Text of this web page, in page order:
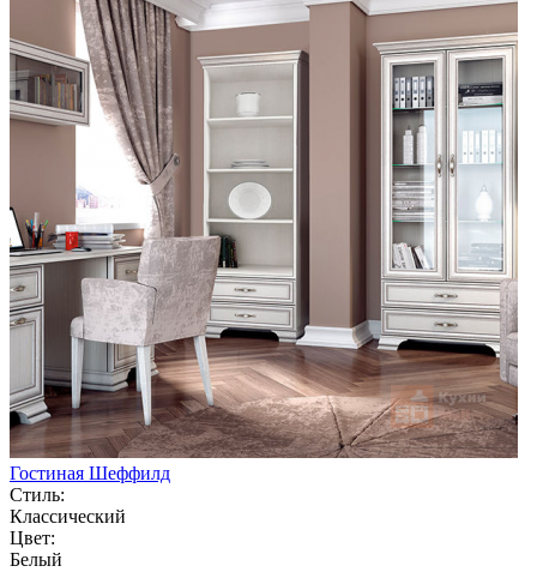
Гостиная Шеффилд
Стиль:
Классический
Цвет:
Белый